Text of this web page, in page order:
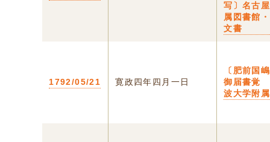
写〕名古
属図書館
文書
1792/05/21 寛政四年四月一日
〔肥前国
御届書覚
波大学附